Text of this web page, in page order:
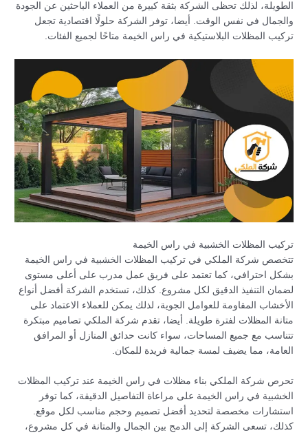
الطويلة، لذلك تحظى الشركة بثقة كبيرة من العملاء الباحثين عن الجودة
والجمال في نفس الوقت. أيضا، توفر الشركة حلولًا اقتصادية تجعل
تركيب المظلات البلاستيكية في راس الخيمة متاحًا لجميع الفئات.
تركيب المظلات الخشبية في راس الخيمة
تتخصص شركة الملكي في تركيب المظلات الخشبية في راس الخيمة
بشكل احترافي، كما تعتمد على فريق عمل مدرب على أعلى مستوى
لضمان التنفيذ الدقيق لكل مشروع. كذلك، تستخدم الشركة أفضل أنواع
الأخشاب المقاومة للعوامل الجوية، لذلك يمكن للعملاء الاعتماد على
متانة المظلات لفترة طويلة. أيضا، تقدم شركة الملكي تصاميم مبتكرة
تتناسب مع جميع المساحات، سواء كانت حدائق المنازل أو المرافق
العامة، مما يضيف لمسة جمالية فريدة للمكان.
تحرص شركة الملكي بناء مظلات في راس الخيمة عند تركيب المظلات
الخشبية في راس الخيمة على مراعاة التفاصيل الدقيقة، كما توفر
استشارات مخصصة لتحديد أفضل تصميم وحجم مناسب لكل موقع.
كذلك، تسعى الشركة إلى الدمج بين الجمال والمتانة في كل مشروع،